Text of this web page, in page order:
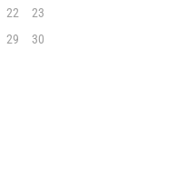
22
23
29
30